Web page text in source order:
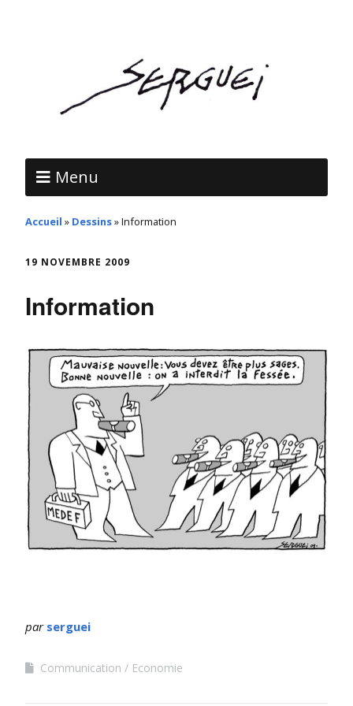
Menu
Accueil » Dessins»Information
19 NOVEMBRE 2009
Information
par serguei
Communication Economie